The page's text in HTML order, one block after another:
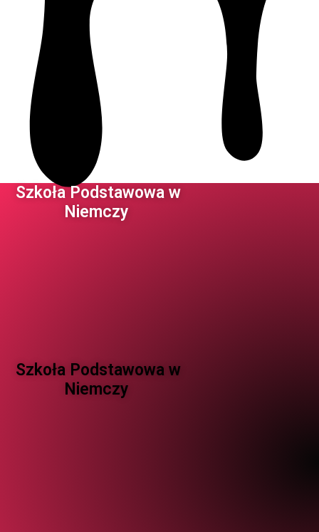
Szkoła Podstawowa w
Niemczy ​
Szkoła Podstawowa w
Niemczy ​